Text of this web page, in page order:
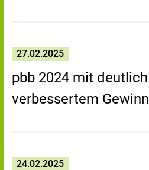
27.02.2025
pbb 2024 mit deutlich
verbessertem Gewinn
24.02.2025